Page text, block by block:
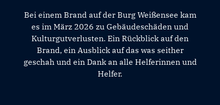
Bei einem Brand auf der Burg Weißensee kam
es im März 2026 zu Gebäudeschäden und
Kulturgutverlusten. Ein Rückblick auf den
Brand, ein Ausblick auf das was seither
geschah und ein Dank an alle Helferinnen und
Helfer.